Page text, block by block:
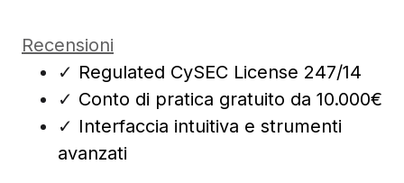
Recensioni
✓ Regulated CySEC License 247/14
✓ Conto di pratica gratuito da 10.000€
✓ Interfaccia intuitiva e strumenti
avanzati